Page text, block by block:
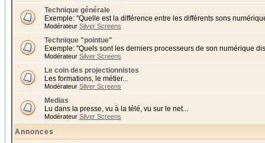
Technique générale
Exemple: "Quelle est la différence entre les différents sons
Modérateur Silver Screens
Technique "pointue"
Exemple: "Quels sont les derniers processeurs de son numérique
Modérateur Silver Screens
Le coin des projectionnistes
Les formations, le métier...
Modérateur Silver Screens
Medias
Lu dans la presse, vu à la télé, vu sur le net...
Modérateur Silver Screens
Annonces